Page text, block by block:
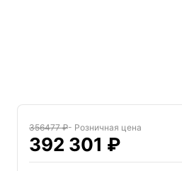
356477 ₽- Розничная цена
392 301 ₽